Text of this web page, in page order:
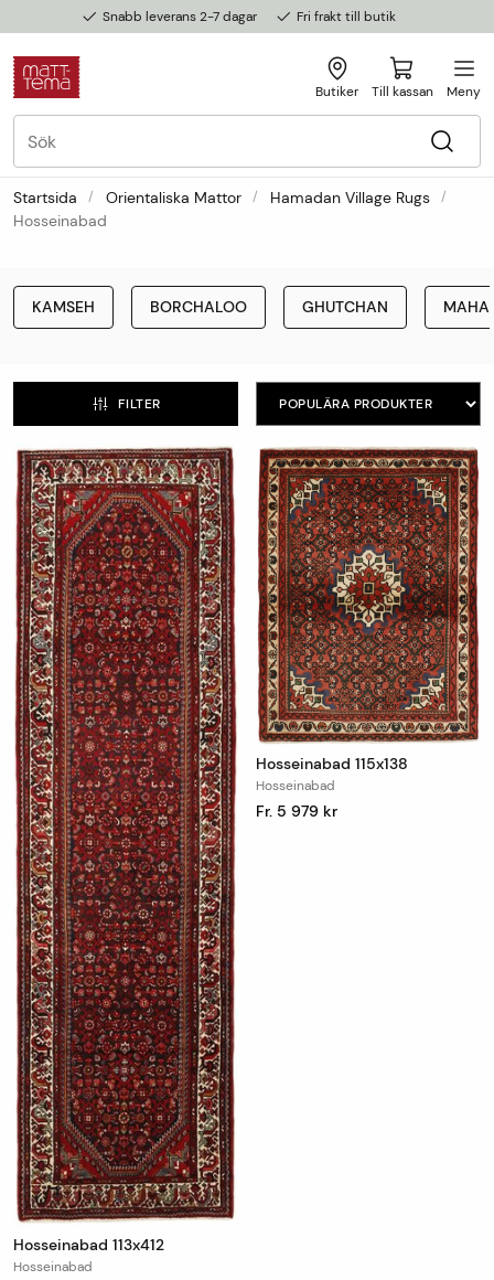
Snabb leverans 2-7 dagar Fri frakt till butik
Butiker Till kassan Meny
Startsida Orientaliska Mattor
Hamadan Village Rugs
Hosseinabad
KAMSEH BORCHALOO GHUTCHAN
FILTER
Hosseinabad 113x412
Hosseinabad
Hosseinabad 115x138
Hosseinabad
Fr. 5 979 kr